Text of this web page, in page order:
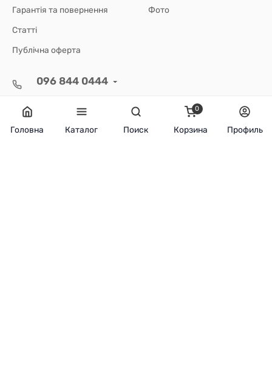
Гарантія та повернення
Статті
Публічна оферта
Фото
096 844 0444
Головна Каталог Поиск
0
Корзина Профиль